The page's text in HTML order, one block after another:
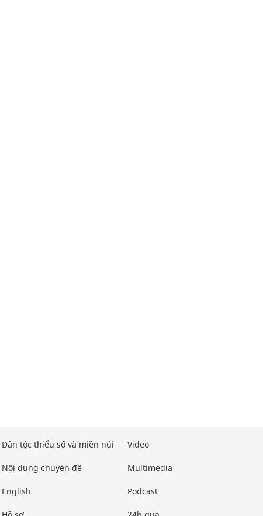
Dân tộc thiểu số và miền núi
Nội dung chuyên đề
English
Video
Multimedia
Podcast